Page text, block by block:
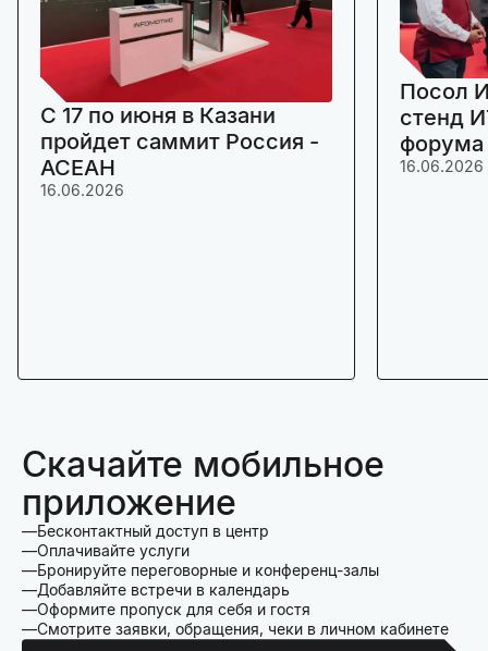
C 17 по июня в Казани
пройдет саммит Россия -
АСЕАН
16.06.2026
Посол
стенд
16.06.2026
Скачайте мобильное
приложение
Бесконтактный доступ в центр
Оплачивайте услуги
Бронируйте переговорные и конференц-залы
Добавляйте встречи в календарь
Оформите пропуск для себя и гостя
Смотрите заявки, обращения, чеки в личном кабинете